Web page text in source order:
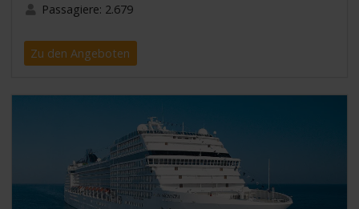
Passagiere: 2.679
Zu den Angeboten